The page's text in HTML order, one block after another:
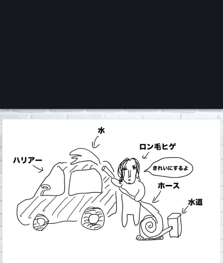
くろチャンネル